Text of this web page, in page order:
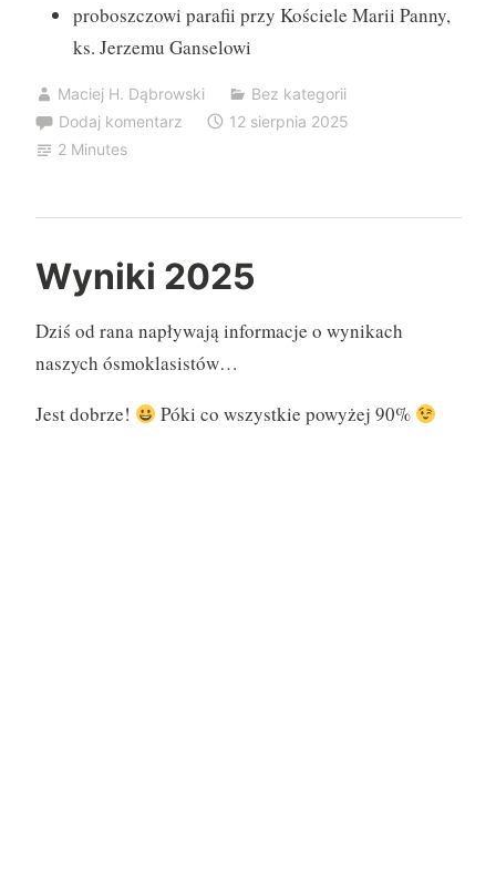
proboszczowi parafii przy Kościele Marii Panny,
ks. Jerzemu Ganselowi
Maciej H. Dąbrowski
Bez kategorii
Dodaj komentarz
12 sierpnia 2025
2 Minutes
Wyniki 2025
Dziś od rana napływają informacje o wynikach
naszych ósmoklasistów…
Jest dobrze!
Póki co wszystkie powyżej 90%